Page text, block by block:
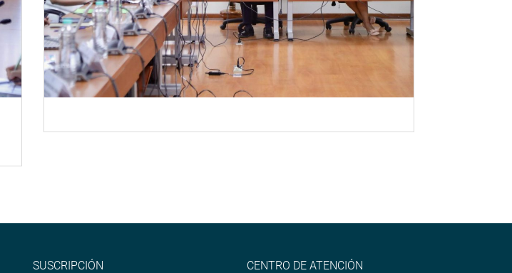
SUSCRIPCIÓN CENTRO DE ATENCIÓN